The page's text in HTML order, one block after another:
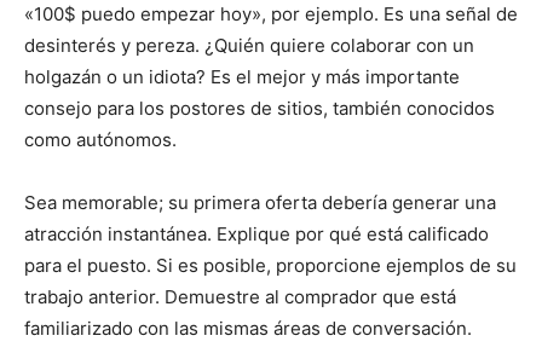
«100$ puedo empezar hoy», por ejemplo. Es una señal de
desinterés y pereza. ¿Quién quiere colaborar con un
holgazán o un idiota? Es el mejor y más importante
consejo para los postores de sitios, también conocidos
como autónomos.
Sea memorable; su primera oferta debería generar una
atracción instantánea. Explique por qué está calificado
para el puesto. Si es posible, proporcione ejemplos de su
trabajo anterior. Demuestre al comprador que está
familiarizado con las mismas áreas de conversación.